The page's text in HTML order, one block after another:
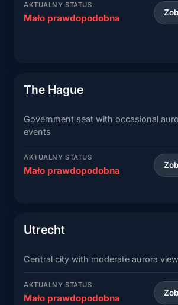
AKTUALNY STATUS
Mało prawdopodobna
The Hague
Government seat with occasional
events
AKTUALNY STATUS
Mało prawdopodobna
Utrecht
Central city with moderate aurora
AKTUALNY STATUS
Mało prawdopodobna